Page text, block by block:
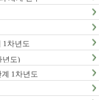
1차년도
년도)
1차년도